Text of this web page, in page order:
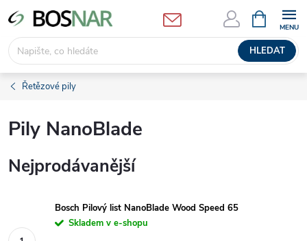
Přejít
na
obsah
HLEDAT
NÁKUPNÍ
KOŠÍK
Řetězové pily
Pily NanoBlade
Nejprodávanější
Bosch Pilový list NanoBlade Wood Speed 65
Skladem v e-shopu